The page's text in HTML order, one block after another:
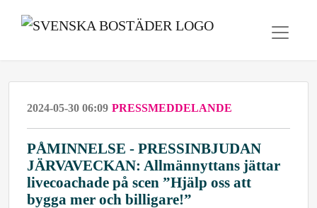
2024-05-30 06:09 PRESSMEDDELANDE
PÅMINNELSE - PRESSINBJUDAN
JÄRVAVECKAN: Allmännyttans jättar
livecoachade på scen ”Hjälp oss att
bygga mer och billigare!”